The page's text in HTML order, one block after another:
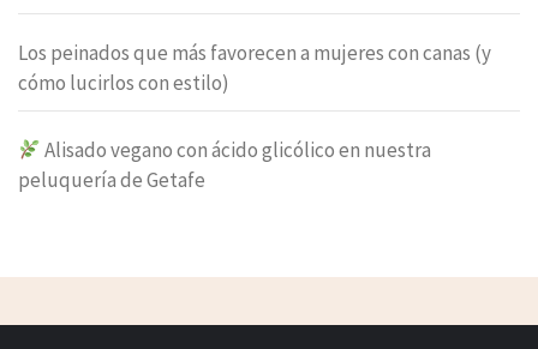
Los peinados que más favorecen a mujeres con canas (y
cómo lucirlos con estilo)
Alisado vegano con ácido glicólico en nuestra
peluquería de Getafe